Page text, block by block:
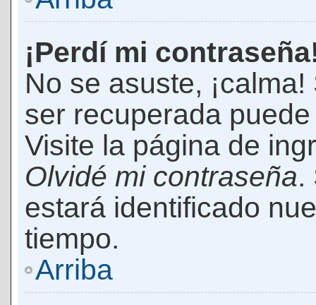
¡Perdí mi
No se asuste,
ser recuperada
Visite la página de
Olvidé mi contraseña.
estará identificado
tiempo.
Arriba